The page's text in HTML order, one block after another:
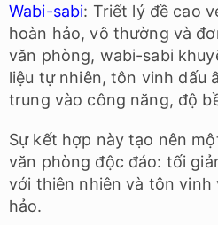
Wabi-sabi: Triết lý đề cao
hoàn hảo, vô thường và
văn phòng, wabi-sabi
liệu tự nhiên, tôn vinh dấu
trung vào công năng, độ
Sự kết hợp này tạo nên
văn phòng độc đáo: tối
với thiên nhiên và tôn vinh
hảo.